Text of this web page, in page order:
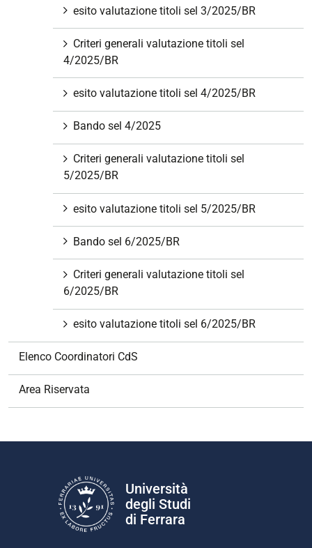
esito valutazione titoli sel 3/2025/BR
Criteri generali valutazione titoli sel
4/2025/BR
esito valutazione titoli sel 4/2025/BR
Bando sel 4/2025
Criteri generali valutazione titoli sel
5/2025/BR
esito valutazione titoli sel 5/2025/BR
Bando sel 6/2025/BR
Criteri generali valutazione titoli sel
6/2025/BR
esito valutazione titoli sel 6/2025/BR
Elenco Coordinatori CdS
Area Riservata
Università
degli Studi
di Ferrara